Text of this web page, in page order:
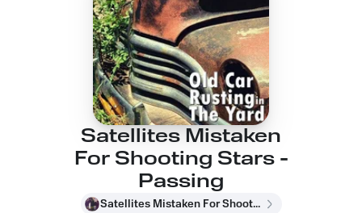
Satellites Mistaken
For Shooting Stars -
Passing
Satellites Mistaken For Shooting Stars